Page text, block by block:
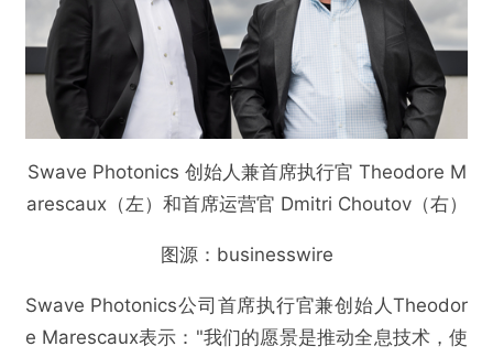
@VR陀螺
Swave Photonics 创始人兼首席执行官 Theodore M
arescaux（左）和首席运营官 Dmitri Choutov（右）
图源：businesswire
Swave Photonics公司首席执行官兼创始人Theodor
e Marescaux表示："我们的愿景是推动全息技术，使